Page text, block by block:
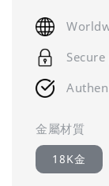
金屬材質
18K金